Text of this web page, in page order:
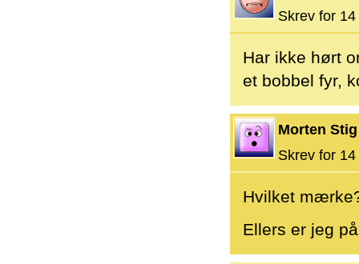
Skrev for
Har ikke hørt
et bobbel fyr,
Morten Stig
Skrev for
Hvilket
Ellers er jeg